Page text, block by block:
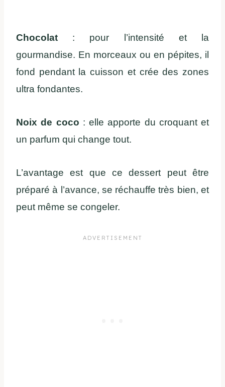
Chocolat : pour l’intensité et la
gourmandise. En morceaux ou en pépites, il
fond pendant la cuisson et crée des zones
ultra fondantes.
Noix de coco : elle apporte du croquant et
un parfum qui change tout.
L’avantage est que ce dessert peut être
préparé à l’avance, se réchauffe très bien, et
peut même se congeler.